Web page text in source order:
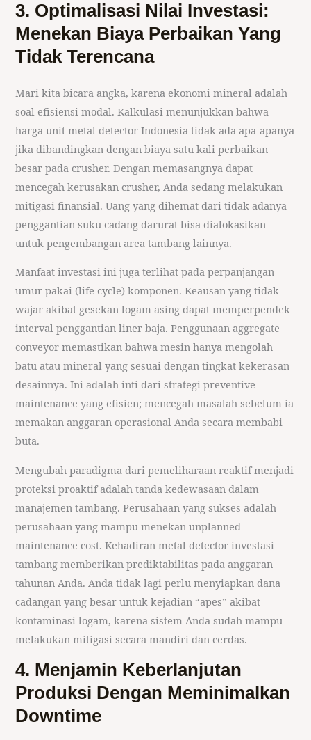
3. Optimalisasi Nilai Investasi:
Menekan Biaya Perbaikan Yang
Tidak Terencana
Mari kita bicara angka, karena ekonomi mineral adalah
soal efisiensi modal. Kalkulasi menunjukkan bahwa
harga unit metal detector Indonesia tidak ada apa-apanya
jika dibandingkan dengan biaya satu kali perbaikan
besar pada crusher. Dengan memasangnya dapat
mencegah kerusakan crusher, Anda sedang melakukan
mitigasi finansial. Uang yang dihemat dari tidak adanya
penggantian suku cadang darurat bisa dialokasikan
untuk pengembangan area tambang lainnya.
Manfaat investasi ini juga terlihat pada perpanjangan
umur pakai (life cycle) komponen. Keausan yang tidak
wajar akibat gesekan logam asing dapat memperpendek
interval penggantian liner baja. Penggunaan aggregate
conveyor memastikan bahwa mesin hanya mengolah
batu atau mineral yang sesuai dengan tingkat kekerasan
desainnya. Ini adalah inti dari strategi preventive
maintenance yang efisien; mencegah masalah sebelum ia
memakan anggaran operasional Anda secara membabi
buta.
Mengubah paradigma dari pemeliharaan reaktif menjadi
proteksi proaktif adalah tanda kedewasaan dalam
manajemen tambang. Perusahaan yang sukses adalah
perusahaan yang mampu menekan unplanned
maintenance cost. Kehadiran metal detector investasi
tambang memberikan prediktabilitas pada anggaran
tahunan Anda. Anda tidak lagi perlu menyiapkan dana
cadangan yang besar untuk kejadian “apes” akibat
kontaminasi logam, karena sistem Anda sudah mampu
melakukan mitigasi secara mandiri dan cerdas.
4. Menjamin Keberlanjutan
Produksi Dengan Meminimalkan
Downtime